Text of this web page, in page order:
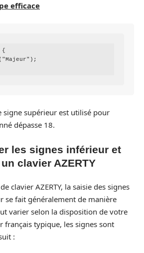
efficace
{
signe supérieur est utilisé pour
dépasse 18.
les signes inférieur et
clavier AZERTY
clavier AZERTY, la saisie des signes
se fait généralement de manière
varier selon la disposition de votre
français typique, les signes sont
: